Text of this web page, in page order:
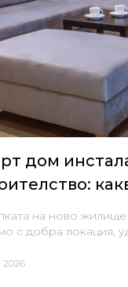
дом
още на
на ново жилище
с добра локация,